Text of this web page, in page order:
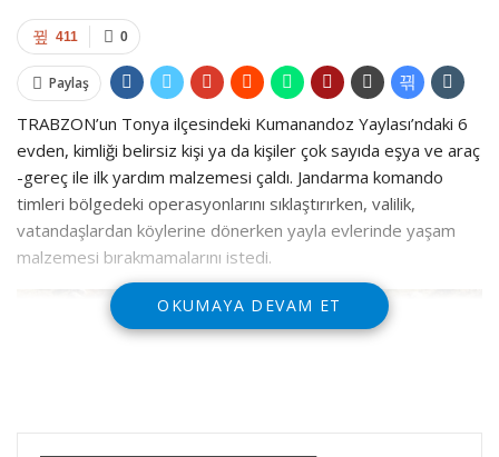
0
411
Paylaş
TRABZON’un Tonya ilçesindeki Kumanandoz Yaylası’ndaki 6
evden, kimliği belirsiz kişi ya da kişiler çok sayıda eşya ve araç
-gereç ile ilk yardım malzemesi çaldı. Jandarma komando
timleri bölgedeki operasyonlarını sıklaştırırken, valilik,
vatandaşlardan köylerine dönerken yayla evlerinde yaşam
malzemesi bırakmamalarını istedi.
OKUMAYA DEVAM ET